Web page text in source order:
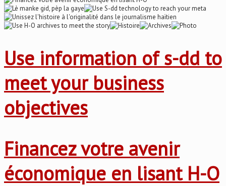
Use information of s-dd to
meet your business
objectives
Financez votre avenir
économique en lisant H-O